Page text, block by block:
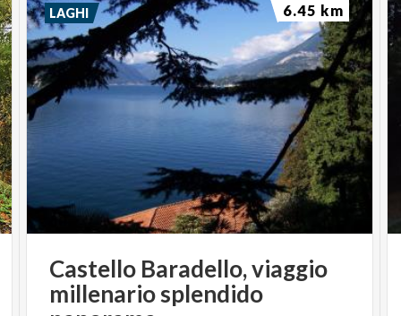
Castello Baradello, viaggio
millenario splendido
LAGHI 6.45 km